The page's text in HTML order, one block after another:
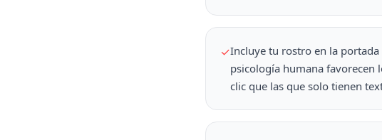
✓Incluye tu rostro en la
psicología humana favorecen
clic que las que solo tienen